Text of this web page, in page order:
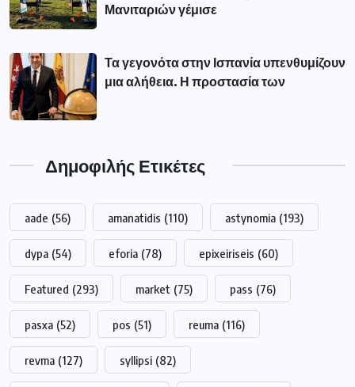
Μανιταριών γέμισε
Τα γεγονότα στην Ισπανία υπενθυμίζουν
μια αλήθεια. Η προστασία των
Δημοφιλής Ετικέτες
aade (56) amanatidis (110) astynomia (193)
dypa (54) eforia (78) epixeiriseis (60)
Featured (293) market (75) pass (76)
pasxa (52) pos (51) reuma (116)
revma (127) syllipsi (82)